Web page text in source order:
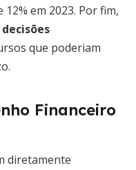
em 2023. Por fim,
que poderiam
Financeiro
diretamente